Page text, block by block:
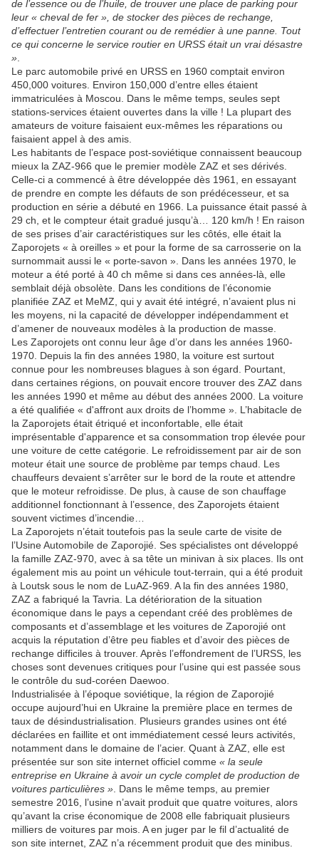
de l’essence ou de l’huile, de trouver une place de parking pour
leur « cheval de fer », de stocker des pièces de rechange,
d’effectuer l’entretien courant ou de remédier à une panne. Tout
ce qui concerne le service routier en URSS était un vrai désastre
»
Le parc automobile privé en URSS en 1960 comptait environ
450,000 voitures. Environ 150,000 d’entre elles étaient
immatriculées à Moscou. Dans le même temps, seules sept
stations-services étaient ouvertes dans la ville ! La plupart des
amateurs de voiture faisaient eux-mêmes les réparations ou
faisaient appel à des amis.
Les habitants de l’espace post-soviétique connaissent beaucoup
mieux la ZAZ-966 que le premier modèle ZAZ et ses dérivés.
Celle-ci a commencé à être développée dès 1961, en essayant
de prendre en compte les défauts de son prédécesseur, et sa
production en série a débuté en 1966. La puissance était passé à
29 ch, et le compteur était gradué jusqu’à… 120 km/h ! En raison
de ses prises d’air caractéristiques sur les côtés, elle était la
Zaporojets « à oreilles » et pour la forme de sa carrosserie on la
surnommait aussi le « porte-savon ». Dans les années 1970, le
moteur a été porté à 40 ch même si dans ces années-là, elle
semblait déjà obsolète. Dans les conditions de l’économie
planifiée ZAZ et MeMZ, qui y avait été intégré, n’avaient plus ni
les moyens, ni la capacité de développer indépendamment et
d’amener de nouveaux modèles à la production de masse.
Les Zaporojets ont connu leur âge d’or dans les années 1960-
1970. Depuis la fin des années 1980, la voiture est surtout
connue pour les nombreuses blagues à son égard. Pourtant,
dans certaines régions, on pouvait encore trouver des ZAZ dans
les années 1990 et même au début des années 2000. La voiture
a été qualifiée « d'affront aux droits de l’homme ». L’habitacle de
la Zaporojets était étriqué et inconfortable, elle était
imprésentable d'apparence et sa consommation trop élevée pour
une voiture de cette catégorie. Le refroidissement par air de son
moteur était une source de problème par temps chaud. Les
chauffeurs devaient s’arrêter sur le bord de la route et attendre
que le moteur refroidisse. De plus, à cause de son chauffage
additionnel fonctionnant à l’essence, des Zaporojets étaient
souvent victimes d’incendie…
La Zaporojets n’était toutefois pas la seule carte de visite de
l’Usine Automobile de Zaporojié. Ses spécialistes ont développé
la famille ZAZ-970, avec à sa tête un minivan à six places. Ils ont
également mis au point un véhicule tout-terrain, qui a été produit
à Loutsk sous le nom de LuAZ-969. A la fin des années 1980,
ZAZ a fabriqué la Tavria. La détérioration de la situation
économique dans le pays a cependant créé des problèmes de
composants et d’assemblage et les voitures de Zaporojié ont
acquis la réputation d’être peu fiables et d’avoir des pièces de
rechange difficiles à trouver. Après l’effondrement de l’URSS, les
choses sont devenues critiques pour l’usine qui est passée sous
le contrôle du sud-coréen Daewoo.
Industrialisée à l’époque soviétique, la région de Zaporojié
occupe aujourd’hui en Ukraine la première place en termes de
taux de désindustrialisation. Plusieurs grandes usines ont été
déclarées en faillite et ont immédiatement cessé leurs activités,
notamment dans le domaine de l’acier. Quant à ZAZ, elle est
présentée sur son site internet officiel comme « la seule
entreprise en Ukraine à avoir un cycle complet de production de
voitures particulières » . Dans le même temps, au premier
semestre 2016, l’usine n’avait produit que quatre voitures, alors
qu’avant la crise économique de 2008 elle fabriquait plusieurs
milliers de voitures par mois. A en juger par le fil d’actualité de
son site internet, ZAZ n’a récemment produit que des minibus.